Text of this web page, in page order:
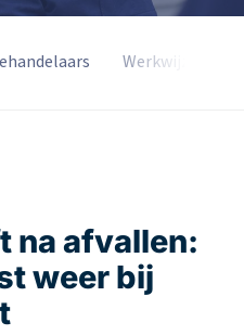
Werkwijze
na afvallen:
weer bij